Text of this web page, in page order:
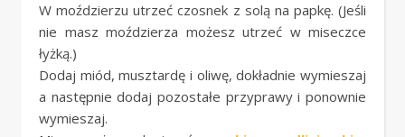
W moździerzu utrzeć czosnek z solą na papkę. (Jeśli
nie masz moździerza możesz utrzeć w miseczce
łyżką.)
Dodaj miód, musztardę i oliwę, dokładnie wymieszaj
a następnie dodaj pozostałe przyprawy i ponownie
wymieszaj.